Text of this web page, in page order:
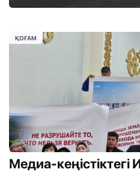
Медиа-кеңістіктегі
ҚОҒАМ